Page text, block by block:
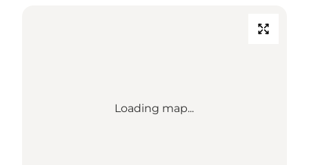
Loading map...